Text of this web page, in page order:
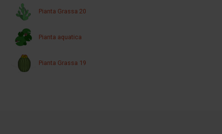
Pianta Grassa 20
Pianta aquatica
Pianta Grassa 19